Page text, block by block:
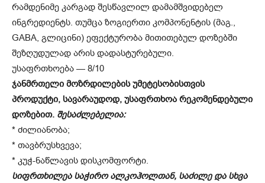
რამდენიმე კარგად შესწავლილ დამამშვიდებელ
ინგრედიენტს. თუმცა ზოგიერთი კომპონენტის (მაგ.,
GABA, გლიცინი) ეფექტურობა მითითებულ დოზებში
შეზღუდულად არის დადასტურებული.
უსაფრთხოება — 8/10
ჯანმრთელი მოზრდილების უმეტესობისთვის
პროდუქტი, სავარაუდოდ, უსაფრთხოა რეკომენდებული
დოზებით. შესაძლებელია:
* ძილიანობა;
* თავბრუსხვევა;
* კუჭ-ნაწლავის დისკომფორტი.
სიფრთხილეა საჭირო ალკოჰოლთან, საძილე და სხვა